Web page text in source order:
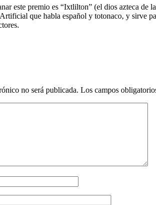
este premio es “Ixtlilton” (el dios azteca
que habla español y totonaco, y sirve
no será publicada. Los campos